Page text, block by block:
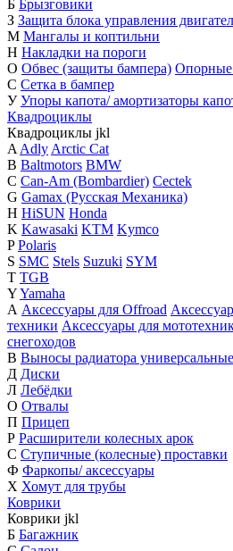
Б Брызговики
З Защита блока управления
М Мангалы и коптильни
Н Накладки на пороги
О Обвес (защиты бампера) Опорные
С Сетка в бампер
У Упоры капота/ амортизаторы
Квадроциклы
Квадроциклы jkl
A Adly Arctic Cat
B Baltmotors BMW
C Can-Am (Bombardier) Cectek
G Gamax (Русская Механика)
H HiSUN Honda
K Kawasaki KTM Kymco
P Polaris
S SMC Stels Suzuki SYM
T TGB
YYamaha
А Аксессуары для Offroad
техники Аксессуары для
снегоходов
В Выносы радиатора универсальные
Д Диски
Л Лебёдки
О Отвалы
П Прицеп
Р Расширители колесных арок
С Ступичные (колесные) проставки
Ф Фаркопы/ аксессуары
Х Хомут для трубы
Коврики
Коврики jkl
Б Багажник